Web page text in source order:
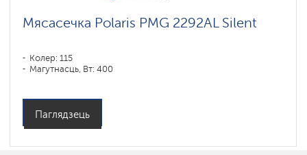
Мясасечка Polaris PMG 2292AL Silent
Колер: 115
Магутнасць, Вт: 400
Паглядзець